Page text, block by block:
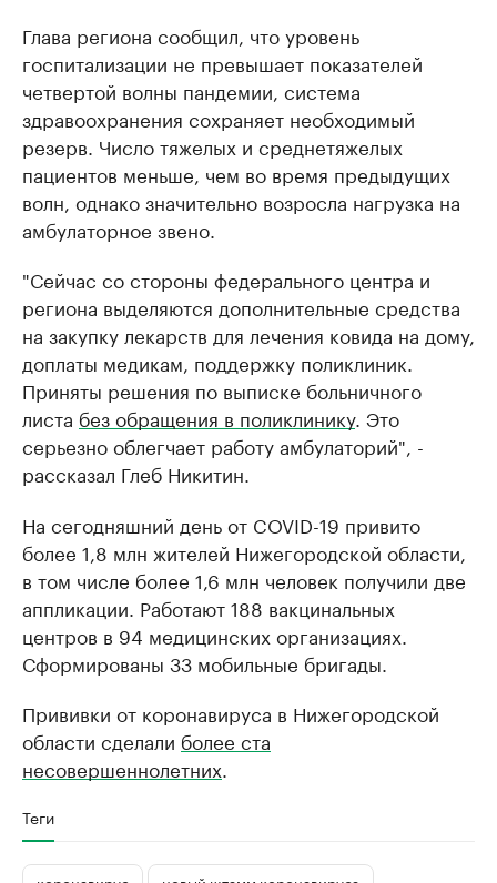
Глава региона сообщил, что уровень
госпитализации не превышает показателей
четвертой волны пандемии, система
здравоохранения сохраняет необходимый
резерв. Число тяжелых и среднетяжелых
пациентов меньше, чем во время предыдущих
волн, однако значительно возросла нагрузка на
амбулаторное звено.
"Сейчас со стороны федерального центра и
региона выделяются дополнительные средства
на закупку лекарств для лечения ковида на дому,
доплаты медикам, поддержку поликлиник.
Приняты решения по выписке больничного
листа без обращения в поликлинику. Это
серьезно облегчает работу амбулаторий", -
рассказал Глеб Никитин.
На сегодняшний день от COVID-19 привито
более 1,8 млн жителей Нижегородской области,
в том числе более 1,6 млн человек получили две
аппликации. Работают 188 вакцинальных
центров в 94 медицинских организациях.
Сформированы 33 мобильные бригады.
Прививки от коронавируса в Нижегородской
области сделали более ста
несовершеннолетних
Теги